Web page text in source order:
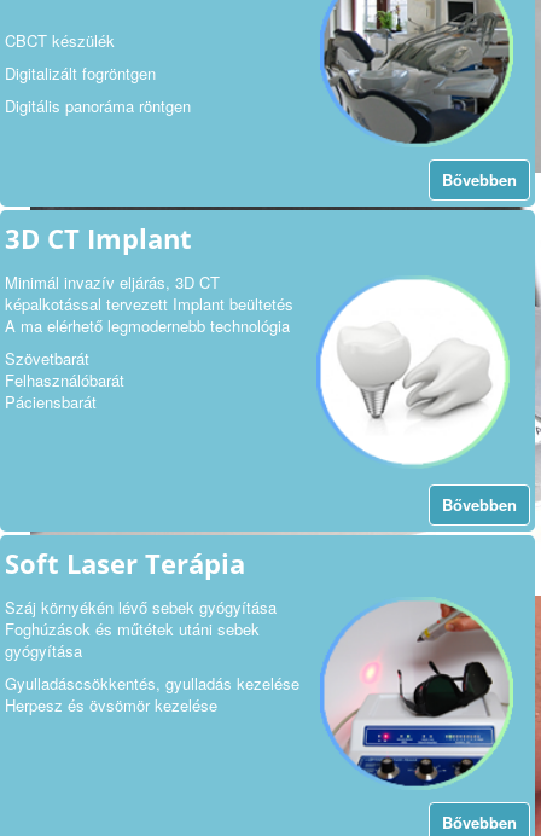
CBCT készülék
Digitalizált fogröntgen
Digitális panoráma röntgen
Bővebben
3D CT Implant
Minimál invazív eljárás, 3D CT
képalkotással tervezett Implant beültetés
A ma elérhető legmodernebb technológia
Szövetbarát
Felhasználóbarát
Páciensbarát
Bővebben
Soft Laser Terápia
Száj környékén lévő sebek gyógyítása
Foghúzások és műtétek utáni sebek
gyógyítása
Gyulladáscsökkentés, gyulladás kezelése
Herpesz és övsömör kezelése
Bővebben